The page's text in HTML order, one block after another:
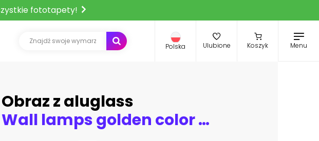
fototapety!
Polska Ulubione Koszyk Menu
Obraz z aluglass
Wall lamps golden color on wall, wallpaper red color. Art Deco style background. 3d illustration